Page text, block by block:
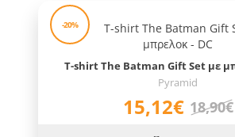
-20%
T-shirt The Batman Gift Set με
Pyramid
15,12€ 18,90€